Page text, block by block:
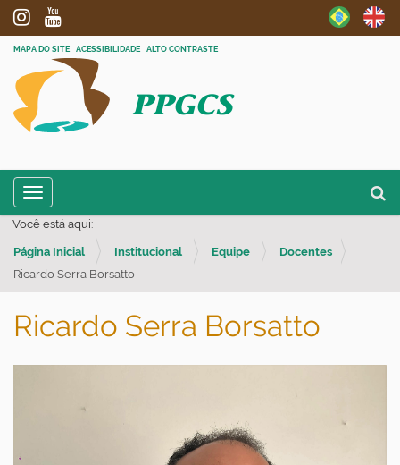
MAPA DO SITE ACESSIBILIDADE ALTO CONTRASTE
PPGCS
Toggle navigation
Você está aqui:
Página Inicial Institucional Equipe
Docentes
Ricardo Serra Borsatto
Ricardo Serra Borsatto